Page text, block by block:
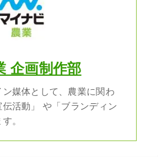
企画制作部
媒体として、農業に関わ
活動」 や「ブランディン
。